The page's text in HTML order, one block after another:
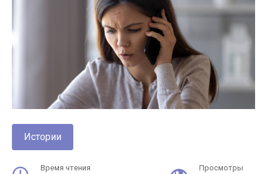
Истории
Время чтения Просмотры